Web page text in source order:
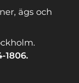
ägs och
1806.